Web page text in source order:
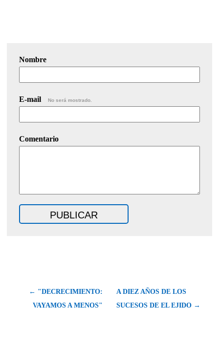
Nombre
E-mail No será mostrado.
Comentario
← "DECRECIMIENTO:
VAYAMOS A MENOS"
A DIEZ AÑOS DE LOS
SUCESOS DE EL EJIDO →